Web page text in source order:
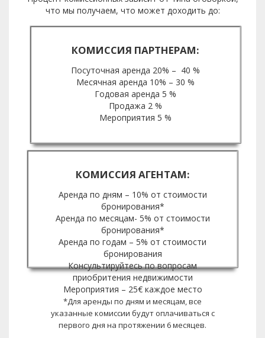
что мы получаем, что может доходить до:
КОМИССИЯ ПАРТНЕРАМ:
Посуточная аренда 20% – 40 %
Месячная аренда 10% – 30 %
Годовая аренда 5 %
Продажа 2 %
Мероприятия 5 %
КОМИССИЯ АГЕНТАМ:
Аренда по дням – 10% от стоимости
бронирования*
Аренда по месяцам- 5% от стоимости
бронирования*
Аренда по годам – 5% от стоимости
бронирования
Консультируйтесь по вопросам
приобритения недвижимости
Мероприятия – 25€ каждое место
*Для аренды по дням и месяцам, все
указанные комиссии будут оплачиваться с
первого дня на протяжении 6 месяцев.